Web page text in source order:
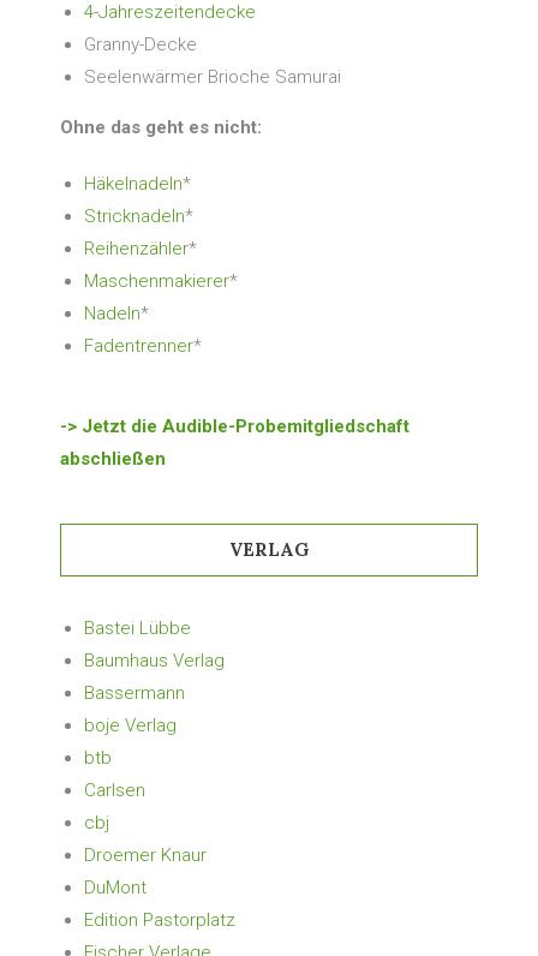
4-Jahreszeitendecke
Granny-Decke
Seelenwärmer Brioche Samurai
Ohne das geht es nicht:
Häkelnadeln*
Stricknadeln*
Reihenzähler*
Maschenmakierer*
Nadeln*
Fadentrenner*
-> Jetzt die Audible-Probemitgliedschaft
abschließen
VERLAG
Bastei Lübbe
Baumhaus Verlag
Bassermann
boje Verlag
btb
Carlsen
cbj
Droemer Knaur
DuMont
Edition Pastorplatz